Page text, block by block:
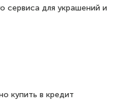
сервиса для украшений и
купить в кредит